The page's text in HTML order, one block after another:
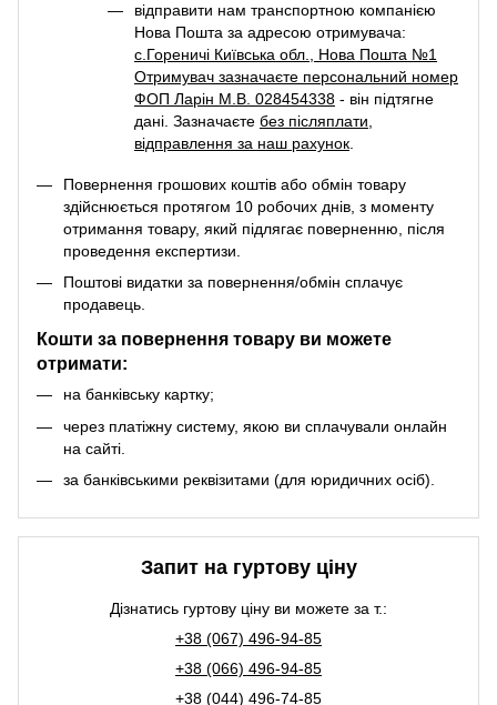
відправити нам транспортною компанією
Нова Пошта за адресою отримувача:
с.Гореничі Київська обл., Нова Пошта №1
Отримувач зазначаєте персональний номер
ФОП Ларін М.В. 028454338 - він підтягне
дані. Зазначаєте без післяплати,
відправлення за наш рахунок.
Повернення грошових коштів або обмін товару
здійснюється протягом 10 робочих днів, з моменту
отримання товару, який підлягає поверненню, після
проведення експертизи.
Поштові видатки за повернення/обмін сплачує
продавець.
Кошти за повернення товару ви можете
отримати:
на банківську картку;
через платіжну систему, якою ви сплачували онлайн
на сайті.
за банківськими реквізитами (для юридичних осіб).
Запит на гуртову ціну
Дізнатись гуртову ціну ви можете за т.:
+38 (067) 496-94-85
+38 (066) 496-94-85
+38 (044) 496-74-85